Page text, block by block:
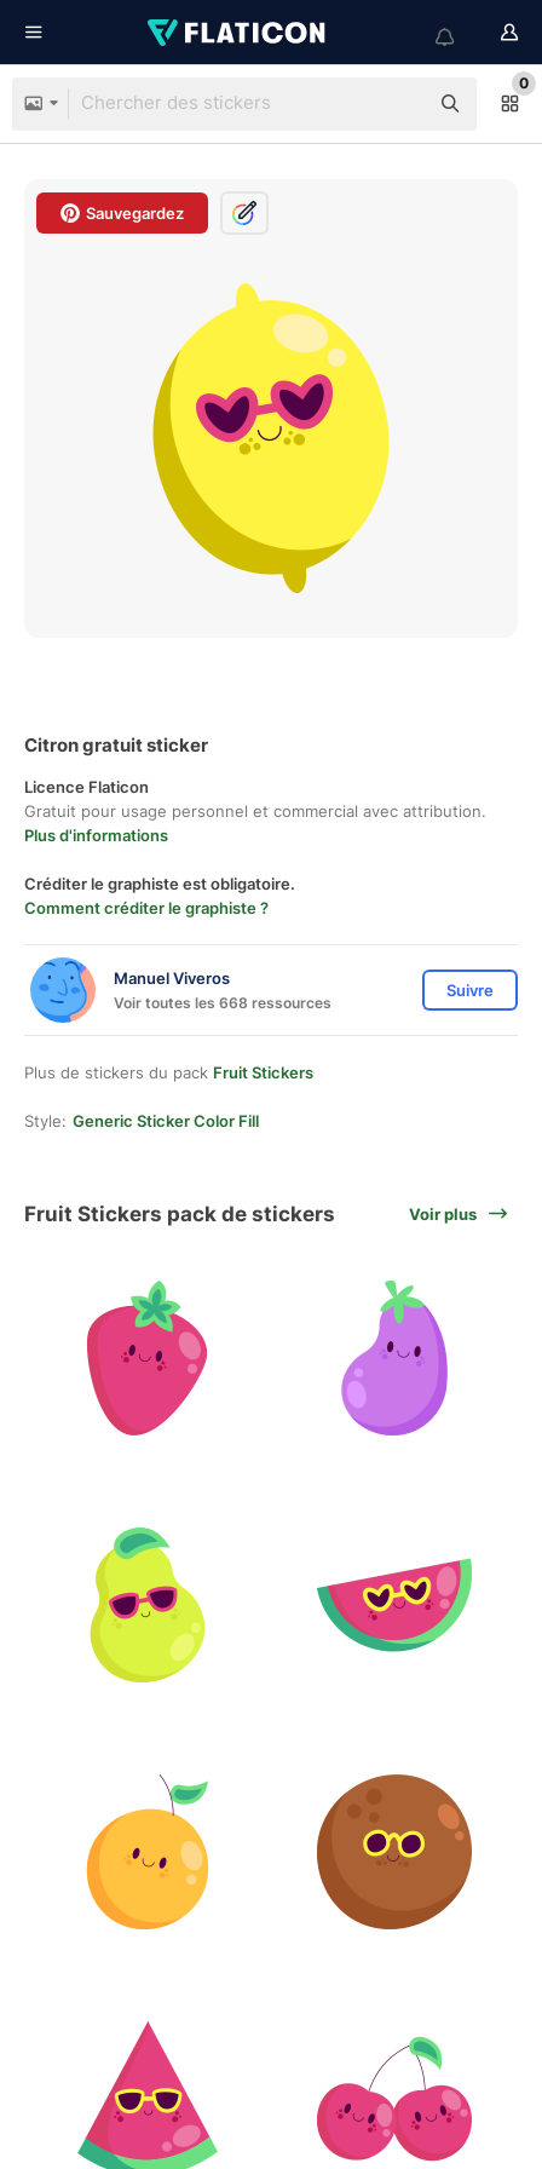
0
Sauvegardez
Citron gratuit sticker
Licence Flaticon
Gratuit pour usage personnel et commercial avec attribution.
Plus d'informations
Créditer le graphiste est obligatoire.
Comment créditer le graphiste ?
Manuel Viveros
Voir toutes les 668 ressources
Suivre
Plus de stickers du pack Fruit Stickers
Style: Generic Sticker Color Fill
Fruit Stickers pack de stickers Voir plus